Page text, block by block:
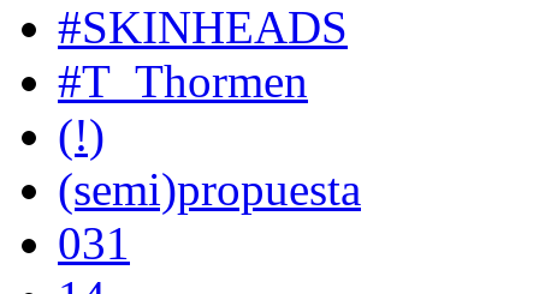
#SKINHEADS
#T_Thormen
(!)
(semi)propuesta
031